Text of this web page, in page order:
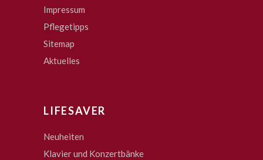
Impressum
Pflegetipps
Sitemap
Aktuelles
LIFESAVER
Neuheiten
Klavier und Konzertbänke